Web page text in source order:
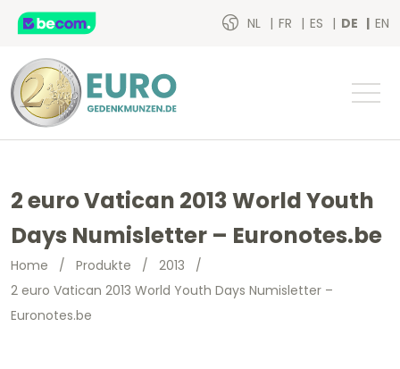
NL FR ES DE EN
2 euro Vatican 2013 World Youth
Days Numisletter – Euronotes.be
Home / Produkte / 2013 /
2 euro Vatican 2013 World Youth Days Numisletter –
Euronotes.be